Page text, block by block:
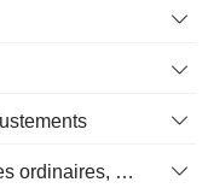
Résultat net pour les actionnaires ordinaires, éléments exceptionnels inclus.